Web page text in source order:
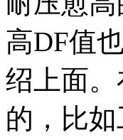
高DF值
绍上面
的，比